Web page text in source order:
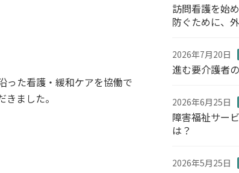
った看護・緩和ケアを協働で
ました。
訪問看護を始
防ぐために、
2026年7月20日
進む要介護者
2026年6月25日
障害福祉サー
は？
2026年5月25日